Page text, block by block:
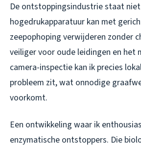
De ontstoppingsindustrie staat
hogedrukapparatuur kan met
zeepophoping verwijderen zonder
veiliger voor oude leidingen en het
camera-inspectie kan ik precies
probleem zit, wat onnodige
voorkomt.
Een ontwikkeling waar ik
enzymatische ontstoppers. Die